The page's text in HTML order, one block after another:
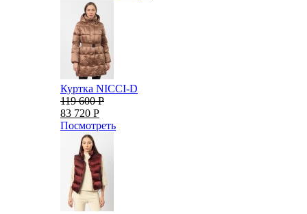
Куртка NICCI-D
119 600 Р
83 720 Р
Посмотреть